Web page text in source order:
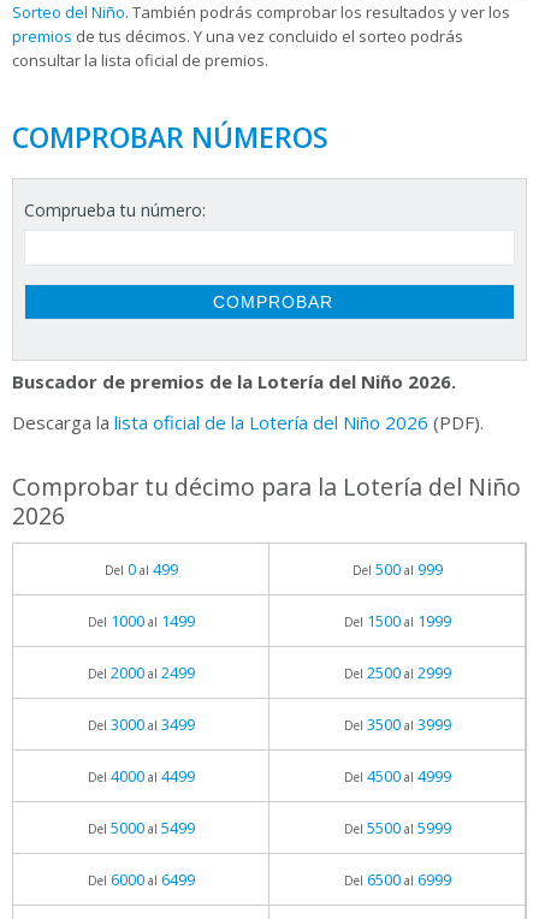
Sorteo del Niño. También podrás comprobar los resultados y ver los
premios de tus décimos. Y una vez concluido el sorteo podrás
consultar la lista oficial de premios.
COMPROBAR NÚMEROS
Comprueba tu número:
Buscador de premios de la Lotería del Niño 2026.
Descarga la lista oficial de la Lotería del Niño 2026 (PDF).
Comprobar tu décimo para la Lotería del Niño
2026
Del 0al 499 Del 500al 999
Del 1000al 1499 Del 1500al 1999
Del 2000al 2499 Del 2500al 2999
Del 3000al 3499 Del 3500al 3999
Del 4000al 4499 Del 4500al 4999
Del 5000al 5499 Del 5500al 5999
Del 6000al 6499 Del 6500al 6999